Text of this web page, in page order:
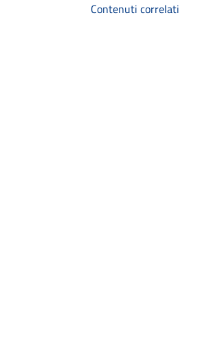
Contenuti correlati